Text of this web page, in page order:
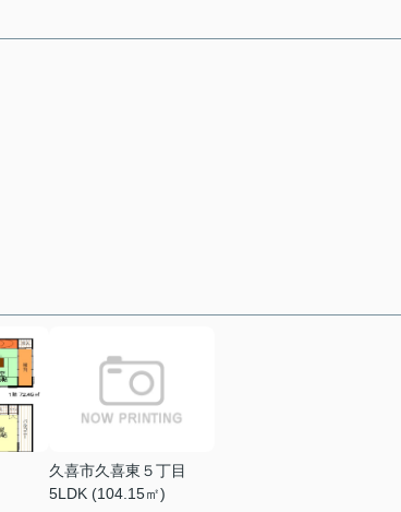
久喜市久喜東５丁目
5LDK (104.15㎡)